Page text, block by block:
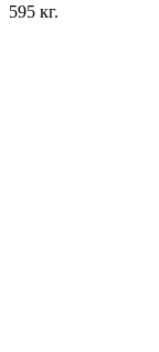
595 кг.